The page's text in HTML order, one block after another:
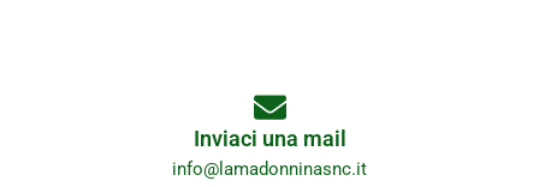
Inviaci una mail
info@lamadonninasnc.it